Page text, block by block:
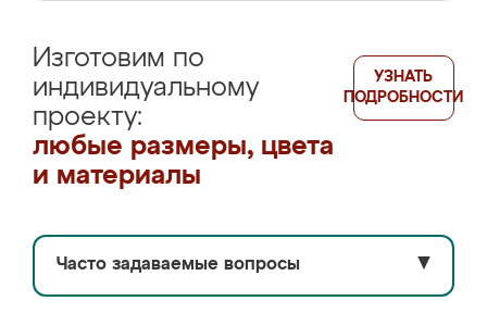
Изготовим по
индивидуальному
проекту:
любые размеры, цвета
и материалы
УЗНАТЬ
ПОДРОБНОСТИ
Часто задаваемые вопросы ▼